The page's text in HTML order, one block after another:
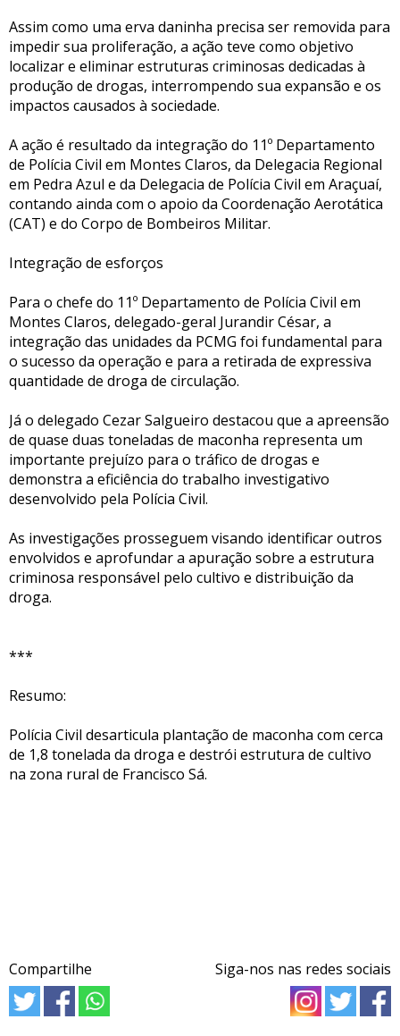
Assim como uma erva daninha precisa ser removida para
impedir sua proliferação, a ação teve como objetivo
localizar e eliminar estruturas criminosas dedicadas à
produção de drogas, interrompendo sua expansão e os
impactos causados à sociedade.
A ação é resultado da integração do 11º Departamento
de Polícia Civil em Montes Claros, da Delegacia Regional
em Pedra Azul e da Delegacia de Polícia Civil em Araçuaí,
contando ainda com o apoio da Coordenação Aerotática
(CAT) e do Corpo de Bombeiros Militar.
Integração de esforços
Para o chefe do 11º Departamento de Polícia Civil em
Montes Claros, delegado-geral Jurandir César, a
integração das unidades da PCMG foi fundamental para
o sucesso da operação e para a retirada de expressiva
quantidade de droga de circulação.
Já o delegado Cezar Salgueiro destacou que a apreensão
de quase duas toneladas de maconha representa um
importante prejuízo para o tráfico de drogas e
demonstra a eficiência do trabalho investigativo
desenvolvido pela Polícia Civil.
As investigações prosseguem visando identificar outros
envolvidos e aprofundar a apuração sobre a estrutura
criminosa responsável pelo cultivo e distribuição da
droga.
***
Resumo:
Polícia Civil desarticula plantação de maconha com cerca
de 1,8 tonelada da droga e destrói estrutura de cultivo
na zona rural de Francisco Sá.
Compartilhe Siga-nos nas redes sociais